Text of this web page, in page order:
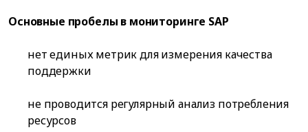
Основные пробелы в мониторинге SAP
нет единых метрик для измерения качества
поддержки
не проводится регулярный анализ потребления
ресурсов